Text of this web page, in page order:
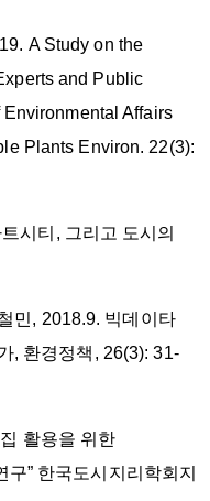
A Study on the
and Public
Affairs
Plants Environ. 22(3):
시티, 그리고 도시의
민, 2018.9. 빅데이타
, 환경정책, 26(3): 31-
활용을 위한
” 한국도시지리학회지